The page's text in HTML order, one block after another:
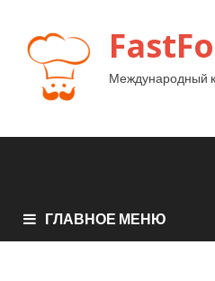
Международный
ГЛАВНОЕ МЕНЮ